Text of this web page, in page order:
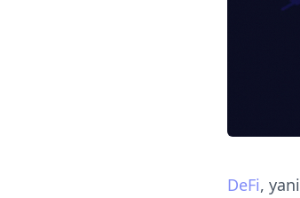
DeFi, yani